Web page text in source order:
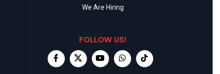
We Are Hiring
FOLLOW US!